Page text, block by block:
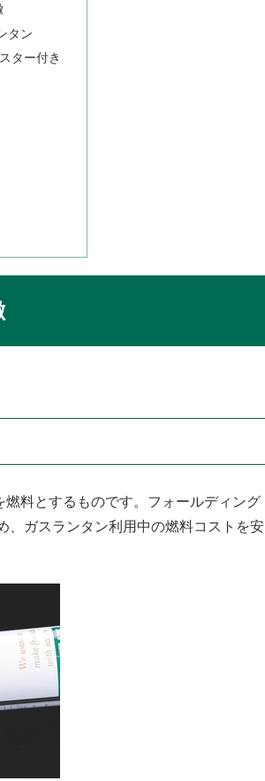
タン
ター付き
料とするものです。フォールディング
、ガスランタン利用中の燃料コストを安